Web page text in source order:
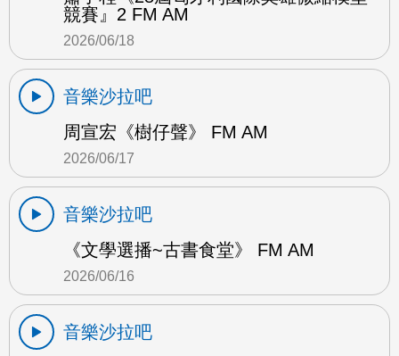
競賽』2 FM AM
2026/06/18
音樂沙拉吧
周宣宏《樹仔聲》 FM AM
2026/06/17
音樂沙拉吧
《文學選播~古書食堂》 FM AM
2026/06/16
音樂沙拉吧